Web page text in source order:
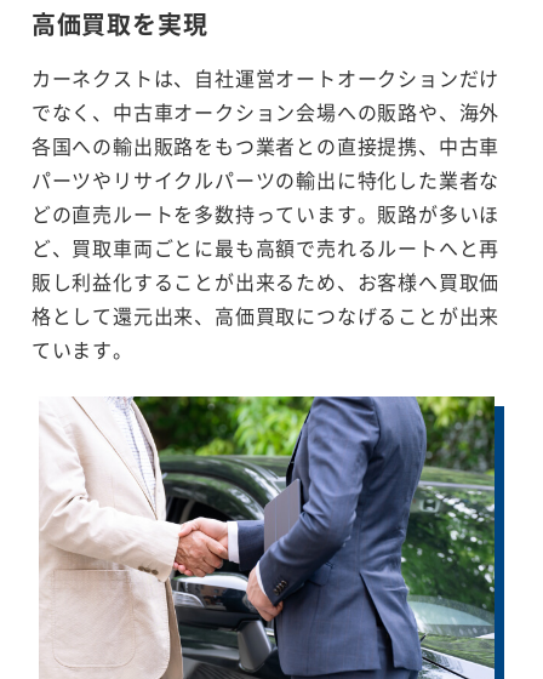
高価買取を実現
カーネクストは、自社運営オートオークションだけ
でなく、中古車オークション会場への販路や、海外
各国への輸出販路をもつ業者との直接提携、中古車
パーツやリサイクルパーツの輸出に特化した業者な
どの直売ルートを多数持っています。販路が多いほ
ど、買取車両ごとに最も高額で売れるルートへと再
販し利益化することが出来るため、お客様へ買取価
格として還元出来、高価買取につなげることが出来
ています。